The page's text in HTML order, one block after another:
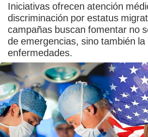
Iniciativas ofrecen atención
discriminación por estatus
campañas buscan fomentar no
de emergencias, sino también
enfermedades.